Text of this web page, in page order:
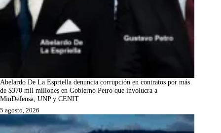
Abelardo De La Espriella denuncia corrupción en contratos por más
de $370 mil millones en Gobierno Petro que involucra a
MinDefensa, UNP y CENIT
5 agosto, 2026